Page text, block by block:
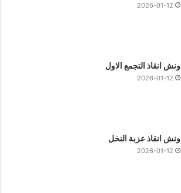
2026-01-12
ونش انقاذ التجمع الاول
2026-01-12
ونش انقاذ عزبة النخل
2026-01-12